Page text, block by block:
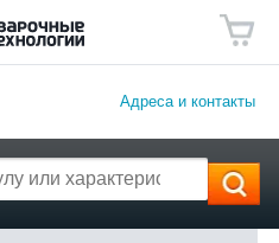
Адреса и контакты